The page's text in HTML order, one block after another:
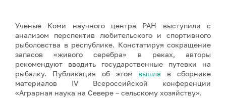
Ученые Коми научного центра РАН выступили с
анализом перспектив любительского и спортивного
рыболовства в республике. Констатируя сокращение
запасов «живого серебра» в реках, авторы
рекомендуют вводить государственные путевки на
рыбалку. Публикация об этом вышла в сборнике
материалов IV Всероссийской конференции
«Аграрная наука на Севере – сельскому хозяйству».